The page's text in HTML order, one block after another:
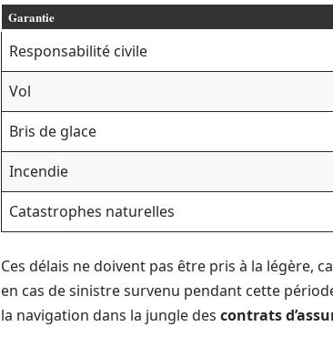
Garantie
Responsabilité civile
Vol
Bris de glace
Incendie
Catastrophes naturelles
Ces délais ne doivent pas être pris à la légère,
en cas de sinistre survenu pendant cette
la navigation dans la jungle des contrats